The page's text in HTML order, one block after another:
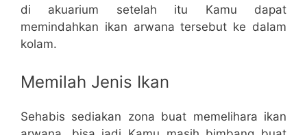
di akuarium setelah itu Kamu dapat
memindahkan ikan arwana tersebut ke dalam
kolam.
Memilah Jenis Ikan
Sehabis sediakan zona buat memelihara ikan